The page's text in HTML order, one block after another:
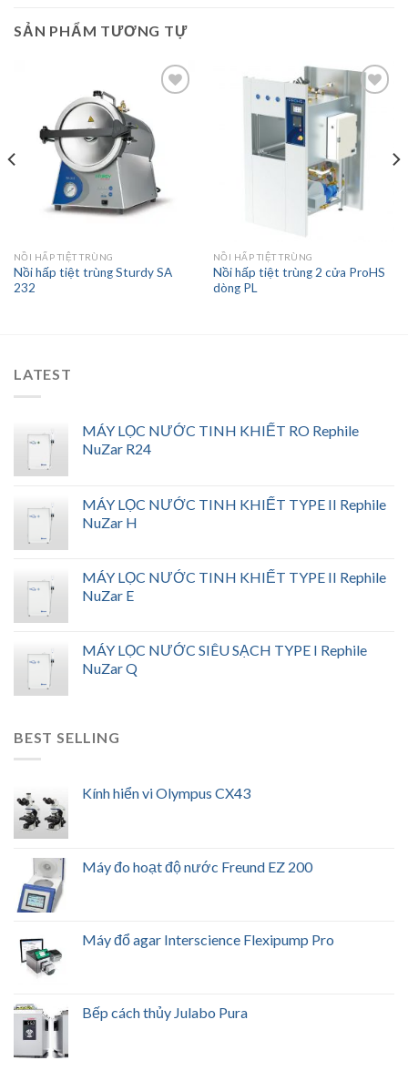
SẢN PHẨM TƯƠNG TỰ
Add to
wishlist
NỒI HẤP TIỆT TRÙNG
Nồi hấp tiệt trùng Sturdy SA
232
wishlist
NỒI HẤP TIỆT TRÙNG
Nồi hấp tiệt trùng 2 cửa ProHS
dòng PL
LATEST
MÁY LỌC NƯỚC TINH KHIẾT RO Rephile
NuZar R24
MÁY LỌC NƯỚC TINH KHIẾT TYPE II Rephile
NuZar H
MÁY LỌC NƯỚC TINH KHIẾT TYPE II Rephile
NuZar E
MÁY LỌC NƯỚC SIÊU SẠCH TYPE I Rephile
NuZar Q
BEST SELLING
Kính hiển vi Olympus CX43
Máy đo hoạt độ nước Freund EZ 200
Máy đổ agar Interscience Flexipump Pro
Bếp cách thủy Julabo Pura